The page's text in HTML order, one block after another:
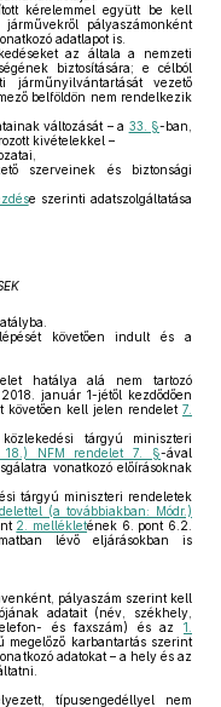
kérelemmel együtt be kell
pályaszámonként
adatlapot is.
az általa a nemzeti
biztosítására; e célból
járműnyilvántartását vezető
belföldön nem rendelkezik
változását – a 33. §-ban,
kivételekkel –
szerveinek és biztonsági
e szerinti adatszolgáltatása
követően indult és a
hatálya alá nem tartozó
január 1-jétől kezdődően
követően kell jelen rendelet 7.
tárgyú miniszteri
18.) NFM rendelet 7. §-ával
vonatkozó előírásoknak
tárgyú miniszteri rendeletek
(a továbbiakban: Módr.)
2. mellékletének 6. pont 6.2.
lévő eljárásokban is
pályaszám szerint kell
adatait (név, székhely,
és faxszám) és az 1.
megelőző karbantartás szerint
adatokat – a hely és az
típusengedéllyel nem